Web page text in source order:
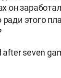
он
этого
after seven